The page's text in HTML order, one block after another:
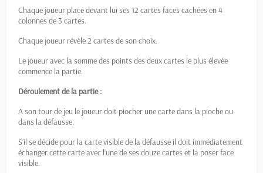
Chaque joueur place devant lui ses 12 cartes faces cachées en 4
colonnes de 3 cartes.
Chaque joueur révèle 2 cartes de son choix.
Le joueur avec la somme des points des deux cartes le plus élevée
commence la partie.
Déroulement de la partie :
A son tour de jeu le joueur doit piocher une carte dans la pioche ou
dans la défausse.
S’il se décide pour la carte visible de la défausse il doit immédiatement
échanger cette carte avec l’une de ses douze cartes et la poser face
visible.